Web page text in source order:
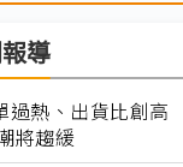
導
過熱、出貨比創
將趨緩